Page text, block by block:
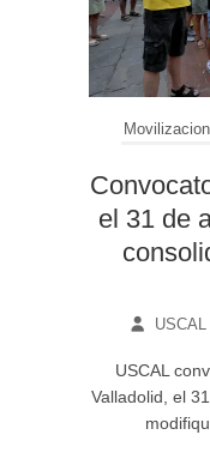
el 31 de
USCAL
USCAL
Valladolid, el